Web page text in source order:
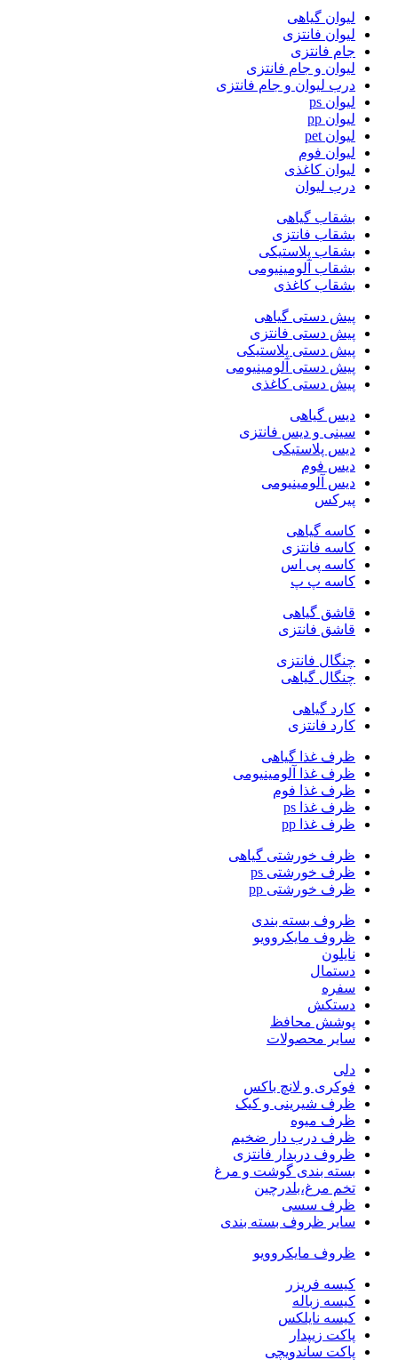
لیوان گیاهی
لیوان فانتزی
جام فانتزی
لیوان و جام فانتزی
درب لیوان و جام فانتزی
لیوان ps
لیوان pp
لیوان pet
لیوان فوم
لیوان کاغذی
درب لیوان
بشقاب گیاهی
بشقاب فانتزی
بشقاب پلاستیکی
بشقاب آلومینیومی
بشقاب کاغذی
پیش دستی گیاهی
پیش دستی فانتزی
پیش دستی پلاستیکی
پیش دستی آلومینیومی
پیش دستی کاغذی
دیس گیاهی
سینی و دیس فانتزی
دیس پلاستیکی
دیس فوم
دیس آلومینیومی
پیرکس
کاسه گیاهی
کاسه فانتزی
کاسه پی اس
کاسه پ پ
قاشق گیاهی
قاشق فانتزی
چنگال فانتزی
چنگال گیاهی
کارد گیاهی
کارد فانتزی
ظرف غذا گیاهی
ظرف غذا آلومینیومی
ظرف غذا فوم
ظرف غذا ps
ظرف غذا pp
ظرف خورشتی گیاهی
ظرف خورشتی ps
ظرف خورشتی pp
ظروف بسته بندی
ظروف مایکروویو
نایلون
دستمال
سفره
دستکش
پوشش محافظ
سایر محصولات
دلی
فوکری و لانچ باکس
ظرف شیرینی و کیک
ظرف میوه
ظرف درب دار ضخیم
ظروف دربدار فانتزی
بسته بندی گوشت و مرغ
تخم مرغ،بلدرچین
ظرف سسی
سایر ظروف بسته بندی
ظروف مایکروویو
کیسه فریزر
کیسه زباله
کیسه نایلکس
پاکت زیپدار
پاکت ساندویچی